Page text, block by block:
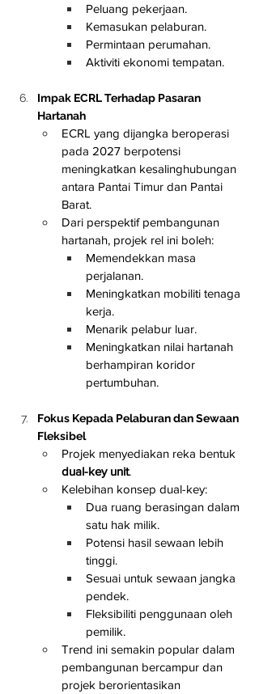
Peluang pekerjaan.
Kemasukan pelaburan.
Permintaan perumahan.
Aktiviti ekonomi tempatan.
Impak ECRL Terhadap Pasaran
Hartanah
ECRL yang dijangka beroperasi
pada 2027 berpotensi
meningkatkan kesalinghubungan
antara Pantai Timur dan Pantai
Barat.
Dari perspektif pembangunan
hartanah, projek rel ini boleh:
Memendekkan masa
perjalanan.
Meningkatkan mobiliti tenaga
kerja.
Menarik pelabur luar.
Meningkatkan nilai hartanah
berhampiran koridor
pertumbuhan.
Fokus Kepada Pelaburan dan Sewaan
Fleksibel
Projek menyediakan reka bentuk
dual-key unit.
Kelebihan konsep dual-key:
Dua ruang berasingan dalam
satu hak milik.
Potensi hasil sewaan lebih
tinggi.
Sesuai untuk sewaan jangka
pendek.
Fleksibiliti penggunaan oleh
pemilik.
Trend ini semakin popular dalam
pembangunan bercampur dan
projek berorientasikan